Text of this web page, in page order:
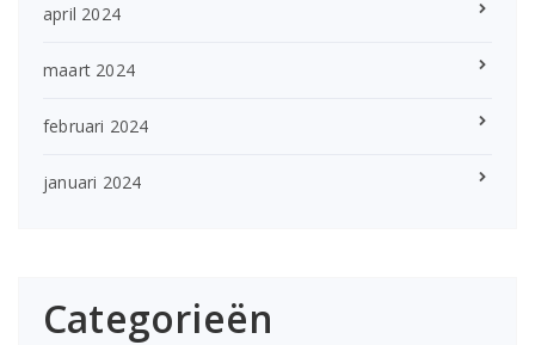
april 2024
maart 2024
februari 2024
januari 2024
Categorieën